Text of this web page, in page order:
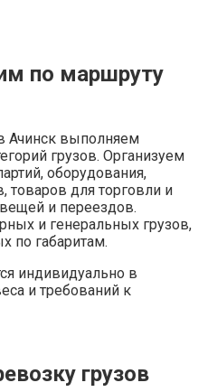
по маршруту
Ачинск выполняем
грузов. Организуем
оборудования,
товаров для торговли и
и переездов.
и генеральных грузов,
по габаритам.
индивидуально в
и требований к
грузов